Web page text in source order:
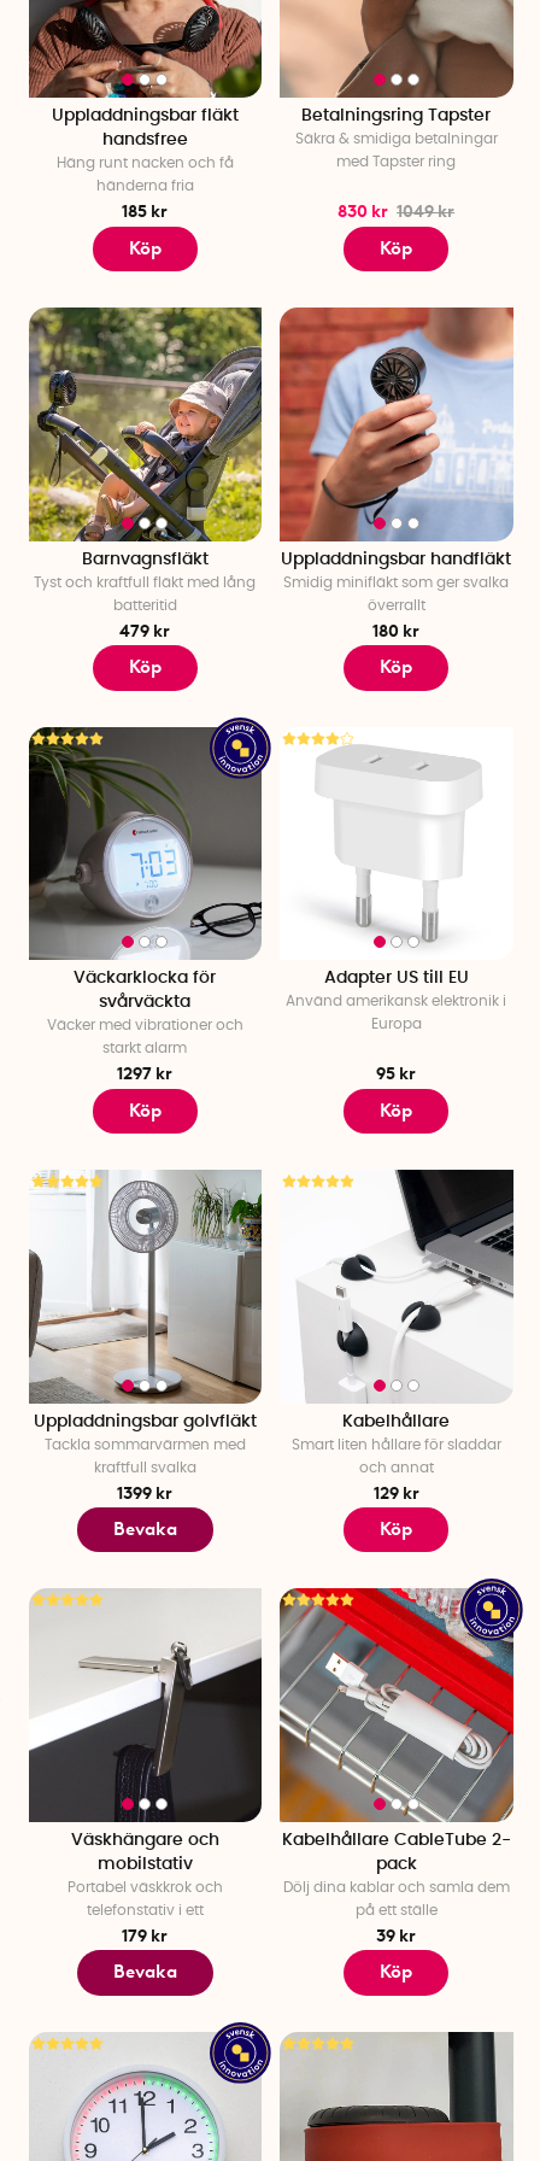
arbetar hemifrån. Ringlampa till datorn är en annan smart
sak som ger dig bra ljus vid videosamtal, streaming och
vloggar.
Mobilhållarkit till datorn är för dig som behöver en extra
skärm att ha anteckningar på när du pluggar eller jobbar.
Håller du en föreläsning digitalt eller vill ha dina stödord till
det viktiga mötet, passar denna pryl utmärkt att fästa på
datorn och snegla på.
lösning för dig som är trött på sladdarna.
Uppladdningsbar fläkt
handsfree
Häng runt nacken och få
händerna fria
185 kr
Köp
Betalningsring Tapster
Säkra & smidiga betalningar
med Tapster ring
830 kr 1049 kr
Köp
Barnvagnsfläkt
Tyst och kraftfull fläkt med lång
batteritid
479 kr
Köp
Uppladdningsbar handfläkt
Smidig minifläkt som ger svalka
överrallt
180 kr
Köp
Väckarklocka för
svårväckta
Väcker med vibrationer och
starkt alarm
1297 kr
Köp
Adapter US till EU
Använd amerikansk elektronik i
Europa
95 kr
Köp
Uppladdningsbar golvfläkt
Tackla sommarvärmen med
kraftfull svalka
1399 kr
Bevaka
Kabelhållare
Smart liten hållare för sladdar
och annat
129 kr
Köp
Väskhängare och
mobilstativ
Portabel väskkrok och
telefonstativ i ett
179 kr
Bevaka
Kabelhållare CableTube 2-
pack
Dölj dina kablar och samla dem
på ett ställe
39 kr
Köp